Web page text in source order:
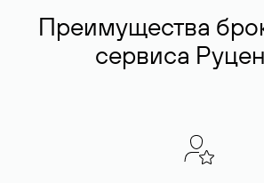
Преимущества
сервиса